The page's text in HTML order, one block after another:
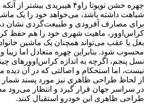
چهره خشن تویوتا راو۴ هیبریدی
شباهت داشته باشد، می‌خواهد خود را یک
برای مصارف آفرودی و طبیعت‌گردی نشان
کراس‌اوور، ماهیت شهری خود را هم حفظ
بغل یا عقب می‌تواند همچنان یک ماشین
محسوب شود. بنابراین چهره متعادل اما زیبا
نسل پنجم، اگرچه به اندازه کراس‌اوورهای
نیست، اما استحکام و اصالتی که در آن
از لحاظ طراحی ظاهری نیز مورد پسند
در سراسر جهان قرار گیرد و انتظار می‌رود
طراحی ظاهری این خودرو استقبال کنند.